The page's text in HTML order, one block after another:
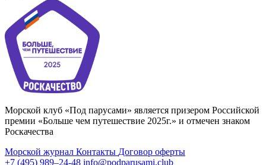
Морской клуб «Под парусами» является призером Российской
премии «Больше чем путешествие 2025г.» и отмечен знаком
Роскачества
Морской журнал Контакты Договор оферты
+7 (495) 989–24-48 info@podparusami.club